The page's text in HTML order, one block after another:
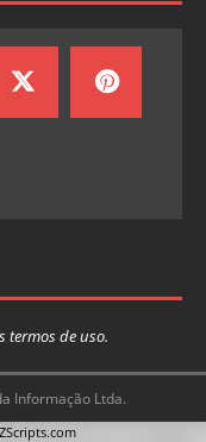
termos de uso.
Informação Ltda.